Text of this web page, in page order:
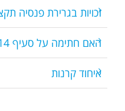
זכויות בגרירת פנסיה
האם חתימה על סעיף 14 היא בגדר חובה או רשות?
איחוד קרנות